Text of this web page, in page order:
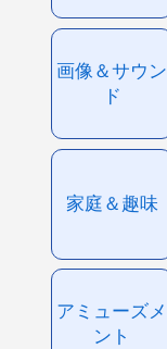
画像＆サウン
ド
家庭＆趣味
アミューズメ
ント